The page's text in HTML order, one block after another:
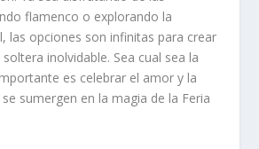
flamenco o explorando la
las opciones son infinitas para crear
inolvidable. Sea cual sea la
es celebrar el amor y la
sumergen en la magia de la Feria